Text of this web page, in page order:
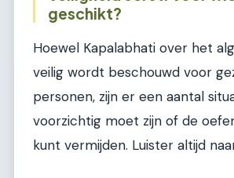
geschikt?
Hoewel Kapalabhati over het
veilig wordt beschouwd voor
personen, zijn er een aantal
voorzichtig moet zijn of de
kunt vermijden. Luister altijd